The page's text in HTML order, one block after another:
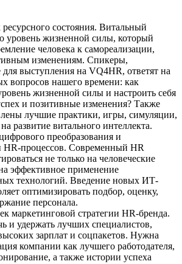
ресурсного состояния. Витальный
уровень жизненной силы, который
человека к самореализации,
изменениям. Спикеры,
выступления на VQ4HR, ответят на
вопросов нашего времени: как
жизненной силы и настроить себя
и позитивные изменения? Также
лучшие практики, игры, симуляции,
развитие витального интеллекта.
преобразования и
HR-процессов. Современный HR
не только на человеческие
эффективное применение
технологий. Введение новых ИТ-
оптимизировать подбор, оценку,
персонала.
маркетинговой стратегии HR-бренда.
и удержать лучших специалистов,
зарплат и соцпакетов. Нужна
компании как лучшего работодателя,
а также истории успеха